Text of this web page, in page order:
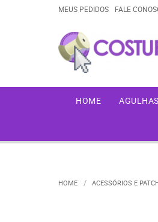
MEUS PEDIDOS FALE
HOME AGULHAS
HOME ACESSÓRIOS E